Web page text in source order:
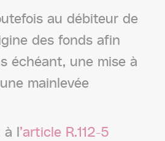
au débiteur de
des fonds afin
échéant, une mise à
mainlevée
à l’article R.112-5